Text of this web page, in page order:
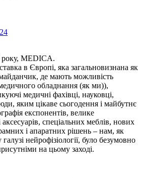
року, MEDICA.
в Європі, яка загальновизнана як
де мають можливість
обладнання (як ми)),
медичні фахівці, науковці,
яким цікаве сьогодення і майбутнє
експонентів, велике
аксесуарів, спеціальних меблів, нових
і апаратних рішень – нам, як
нейрофізіології, було безумовно
на цьому заході.